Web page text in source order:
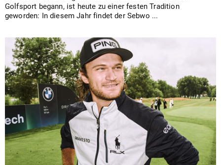
Golfsport begann, ist heute zu einer festen Tradition
geworden: In diesem Jahr findet der Sebwo ...